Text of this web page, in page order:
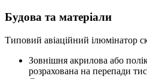
Будова та матеріали
Типовий авіаційний ілюмінатор
Зовнішня акрилова або
розрахована на перепади